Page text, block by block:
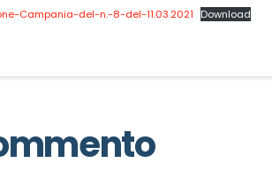
Campania-del-n.-8-del-11.03.2021 Download